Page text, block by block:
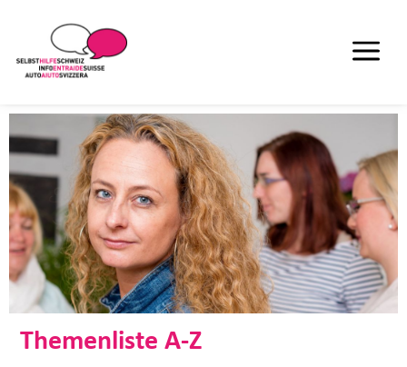
Themenliste A-Z